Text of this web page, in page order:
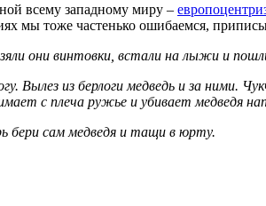
всему западному миру –
мы тоже частенько ошибаемся,
они винтовки, встали на лыжи и
Вылез из берлоги медведь и за ними.
с плеча ружье и убивает медведя
бери сам медведя и тащи в юрту.